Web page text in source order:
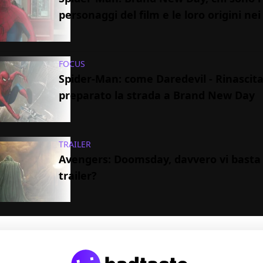
personaggi del film e le loro origini nei
FOCUS
Spider-Man: come Daredevil - Rinascita
preparato la strada a Brand New Day
TRAILER
Avengers: Doomsday, davvero vi basta
trailer?